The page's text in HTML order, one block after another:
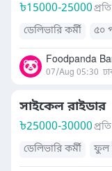
৳15000-25000
ডেলিভারি কর্মী
৫০
Foodpanda
07/Aug 05:30
সাইকেল রাইডার
৳25000-30000
ডেলিভারি কর্মী
ফুল